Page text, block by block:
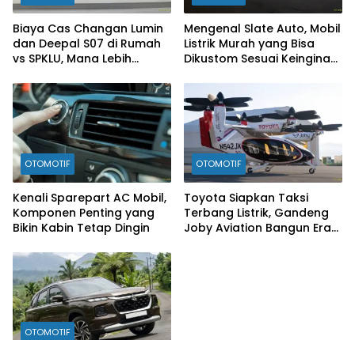
Biaya Cas Changan Lumin
dan Deepal S07 di Rumah
vs SPKLU, Mana Lebih
Mengenal Slate Auto, Mobil
Listrik Murah yang Bisa
Dikustom Sesuai Keinginan
OTOMOTIF
Kenali Sparepart AC Mobil,
Komponen Penting yang
Bikin Kabin Tetap Dingin
OTOMOTIF
Toyota Siapkan Taksi
Terbang Listrik, Gandeng
Joby Aviation Bangun Era
OTOMOTIF